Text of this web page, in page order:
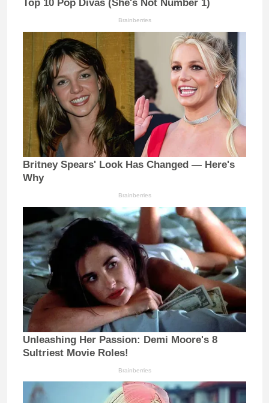
Top 10 Pop Divas (She's Not Number 1)
Brainberries
Britney Spears' Look Has Changed — Here's
Why
Brainberries
Unleashing Her Passion: Demi Moore's 8
Sultriest Movie Roles!
Brainberries